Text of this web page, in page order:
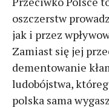
oszczerstw
jak i przez
Zamiast się jej
dementowanie
ludobójstwa,
polska sama